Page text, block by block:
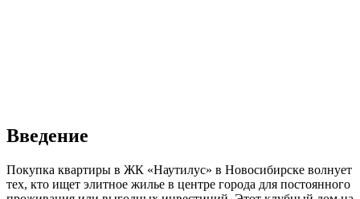
Введение
Покупка квартиры в ЖК «Наутилус» в Новосибирске волнует
тех, кто ищет элитное жилье в центре города для постоянного